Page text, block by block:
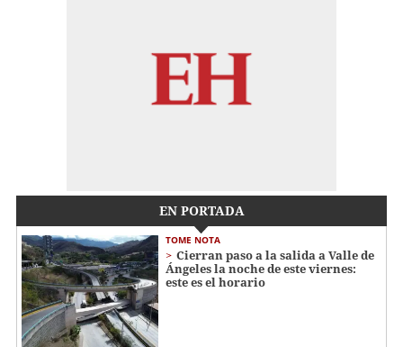
EN PORTADA
TOME NOTA
Cierran paso a la salida a Valle de
Ángeles la noche de este viernes:
este es el horario